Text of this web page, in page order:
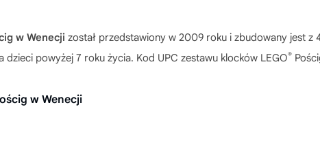
w Wenecji został przedstawiony w 2009 roku i zbudowany jest z
powyżej 7 roku życia. Kod UPC zestawu klocków LEGO®
w Wenecji